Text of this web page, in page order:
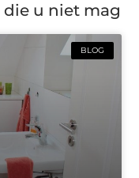
die u niet mag
BLOG